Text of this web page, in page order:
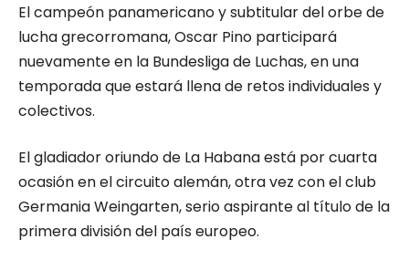
El campeón panamericano y subtitular del orbe de
lucha grecorromana, Oscar Pino participará
nuevamente en la Bundesliga de Luchas, en una
temporada que estará llena de retos individuales y
colectivos.
El gladiador oriundo de La Habana está por cuarta
ocasión en el circuito alemán, otra vez con el club
Germania Weingarten, serio aspirante al título de la
primera división del país europeo.